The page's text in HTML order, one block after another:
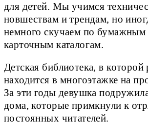
для детей. Мы учимся
новшествам и трендам, но
немного скучаем по
карточным каталогам.
Детская библиотека, в которой
находится в многоэтажке на
За эти годы девушка
дома, которые примкнули к
постоянных читателей.